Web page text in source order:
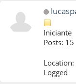
Iniciante
Posts: 15
Logged